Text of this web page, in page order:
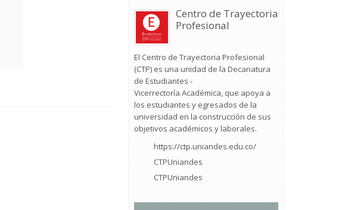
Centro de Trayectoria
Profesional
El Centro de Trayectoria Profesional
(CTP) es una unidad de la Decanatura
de Estudiantes -
Vicerrectoría Académica, que apoya a
los estudiantes y egresados de la
universidad en la construcción de sus
objetivos académicos y laborales.
https://ctp.uniandes.edu.co/
CTPUniandes
CTPUniandes